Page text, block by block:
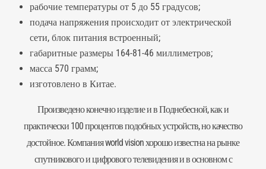
рабочие температуры от 5 до 55 градусов;
подача напряжения происходит от электрической
сети, блок питания встроенный;
габаритные размеры 164-81-46 миллиметров;
масса 570 грамм;
изготовлено в Китае.
Произведено конечно изделие и в Поднебесной, как и
практически 100 процентов подобных устройств, но качество
достойное. Компания world vision хорошо известна на рынке
спутникового и цифрового телевидения и в основном с